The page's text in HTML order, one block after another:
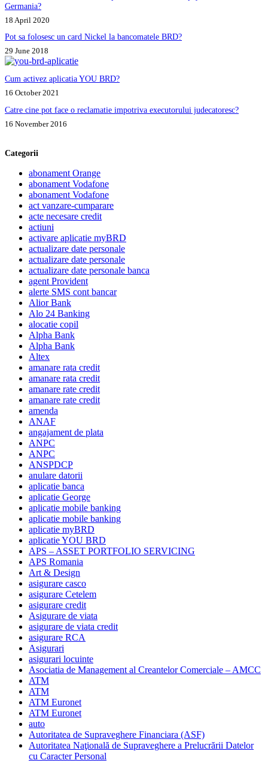
Germania?
18 April 2020
Pot sa folosesc un card Nickel la bancomatele BRD?
29 June 2018
Cum activez aplicatia YOU BRD?
16 October 2021
Catre cine pot face o reclamatie impotriva executorului judecatoresc?
16 November 2016
Categorii
abonament Orange
abonament Vodafone
abonament Vodafone
act vanzare-cumparare
acte necesare credit
actiuni
activare aplicatie myBRD
actualizare date personale
actualizare date personale
actualizare date personale banca
agent Provident
alerte SMS cont bancar
Alior Bank
Alo 24 Banking
alocatie copil
Alpha Bank
Alpha Bank
Altex
amanare rata credit
amanare rata credit
amanare rate credit
amanare rate credit
amenda
ANAF
angajament de plata
ANPC
ANPC
ANSPDCP
anulare datorii
aplicatie banca
aplicatie George
aplicatie mobile banking
aplicatie mobile banking
aplicatie myBRD
aplicatie YOU BRD
APS – ASSET PORTFOLIO SERVICING
APS Romania
Art & Design
asigurare casco
asigurare Cetelem
asigurare credit
Asigurare de viata
asigurare de viata credit
asigurare RCA
Asigurari
asigurari locuinte
Asociatia de Management al Creantelor Comerciale – AMCC
ATM
ATM
ATM Euronet
ATM Euronet
auto
Autoritatea de Supraveghere Financiara (ASF)
Autoritatea Naţională de Supraveghere a Prelucrării Datelor
cu Caracter Personal